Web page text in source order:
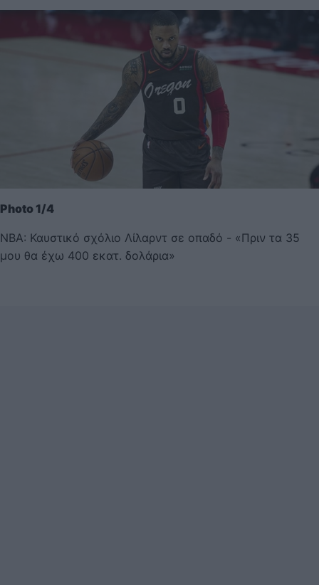
Photo 1/4
NBA: Καυστικό σχόλιο Λίλαρντ σε οπαδό - «Πριν τα 35
μου θα έχω 400 εκατ. δολάρια»